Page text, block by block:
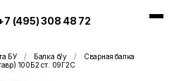
(495) 308 48 72
БУ Балка б/у
Сварная балка
100Б2 ст. 09Г2С